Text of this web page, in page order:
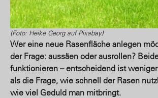
(Foto: Heike Georg auf Pixabay)
Wer eine neue Rasenfläche anlegen
der Frage: aussäen oder ausrollen?
funktionieren – entscheidend ist
als die Frage, wie schnell der Rasen
wie viel Geduld man mitbringt.